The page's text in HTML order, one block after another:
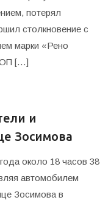
потерял
столкновение с
марки «Рено
[…]
и
Зосимова
около 18 часов 38
автомобилем
Зосимова в